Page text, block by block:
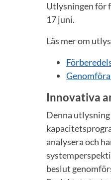
Utlysningen för
17 juni.
Läs mer om
Innovativa
Denna
analysera och
beslut